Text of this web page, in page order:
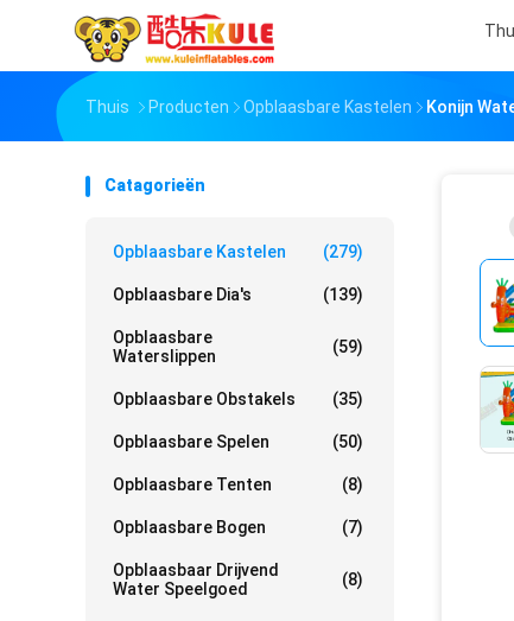
Thuis Producten Opblaasbare Kastelen Konijn
Catagorieën
Opblaasbare Kastelen (279)
Opblaasbare Dia's (139)
Opblaasbare
Waterslippen
(59)
Opblaasbare Obstakels (35)
Opblaasbare Spelen (50)
Opblaasbare Tenten (8)
Opblaasbare Bogen (7)
Opblaasbaar Drijvend
Water Speelgoed
(8)